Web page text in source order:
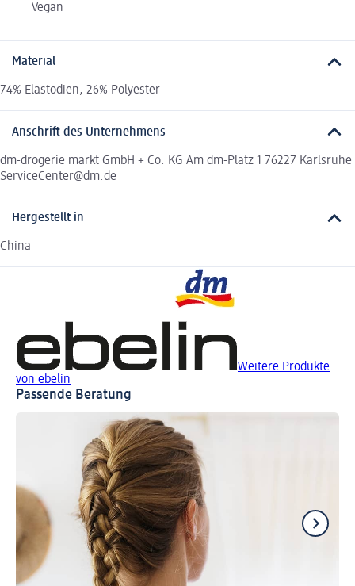
Vegan
Material
74% Elastodien, 26% Polyester
Anschrift des Unternehmens
dm-drogerie markt GmbH + Co. KG Am dm-Platz 1 76227 Karlsruhe
ServiceCenter@dm.de
Hergestellt in
China
Weitere Produkte
von ebelin
Passende Beratung